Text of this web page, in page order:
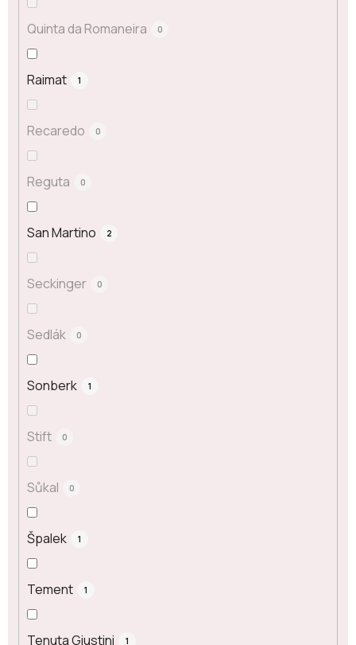
Quinta da Romaneira 0
Raimat 1
Recaredo 0
Reguta 0
San Martino 2
Seckinger 0
Sedlák 0
Sonberk 1
Stift 0
Sůkal 0
Špalek 1
Tement 1
Tenuta Giustini 1